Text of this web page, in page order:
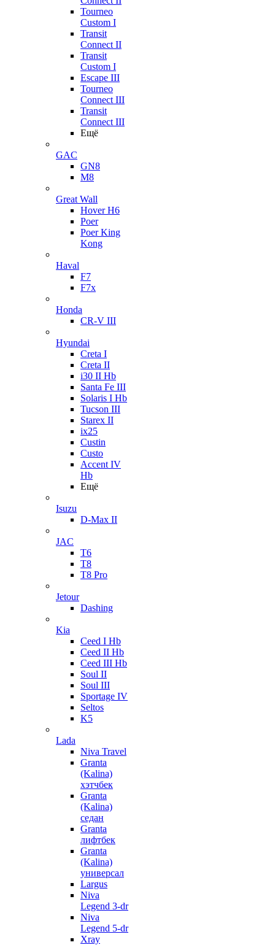
Tourneo
Custom I
Transit
Connect II
Transit
Custom I
Escape III
Tourneo
Connect III
Transit
Connect III
Ещё
GAC
GN8
M8
Great Wall
Hover H6
Poer
Poer King
Kong
Haval
F7
F7x
Honda
CR-V III
Hyundai
Creta I
Creta II
i30 II Hb
Santa Fe III
Solaris I Hb
Tucson III
Starex II
ix25
Custin
Custo
Accent IV
Hb
Ещё
Isuzu
D-Max II
JAC
T6
T8
T8 Pro
Jetour
Dashing
Kia
Ceed I Hb
Ceed II Hb
Ceed III Hb
Soul II
Soul III
Sportage IV
Seltos
K5
Lada
Niva Travel
Granta
(Kalina)
хэтчбек
Granta
(Kalina)
седан
Granta
лифтбек
Granta
(Kalina)
универсал
Largus
Niva
Legend 3-dr
Niva
Legend 5-dr
Xray